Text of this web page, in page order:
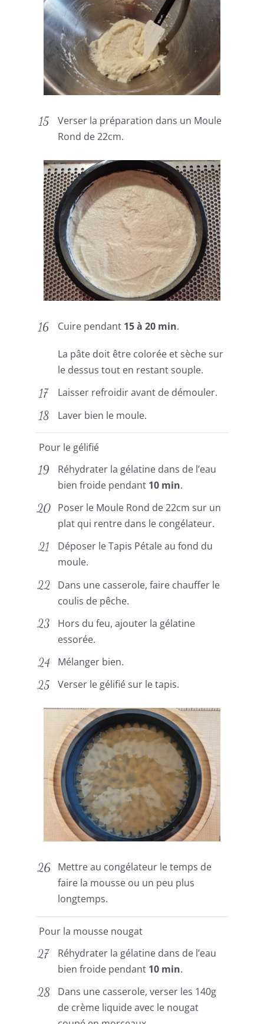
Verser la préparation dans un Moule
Rond de 22cm.
Cuire pendant 15 à 20 min.
La pâte doit être colorée et sèche sur
le dessus tout en restant souple.
Laisser refroidir avant de démouler.
Laver bien le moule.
Pour le gélifié
Réhydrater la gélatine dans de l’eau
bien froide pendant 10 min.
Poser le Moule Rond de 22cm sur un
plat qui rentre dans le congélateur.
Déposer le Tapis Pétale au fond du
moule.
Dans une casserole, faire chauffer le
coulis de pêche.
Hors du feu, ajouter la gélatine
essorée.
Mélanger bien.
Verser le gélifié sur le tapis.
Mettre au congélateur le temps de
faire la mousse ou un peu plus
longtemps.
Pour la mousse nougat
Réhydrater la gélatine dans de l’eau
bien froide pendant 10 min.
Dans une casserole, verser les 140g
de crème liquide avec le nougat